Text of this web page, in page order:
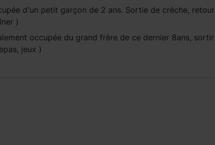
d'un petit garçon de 2 ans. Sortie de crèche, retour
)
occupée du grand frère de ce dernier 8ans, sortir
jeux )